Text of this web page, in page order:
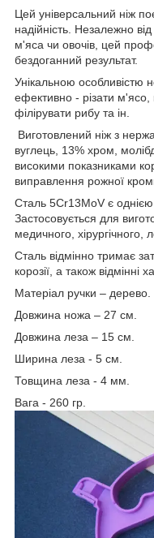
Цей універсальний ніж
надійність. Незалежно
м'яса чи овочів, цей
бездоганний результат.
Унікальною особливістю
ефективно - різати м'ясо,
філірувати рибу та ін.
Виготовлений ніж з
вуглець, 13% хром,
високими показниками
виправлення рожної
Сталь 5Cr13MoV є
Застосовується для
медичного, хірургічного,
Сталь відмінно тримає
корозії, а також відмінні
Матеріал ручки – дерево.
Довжина ножа – 27 см.
Довжина леза – 15 см.
Ширина леза - 5 см.
Товщина леза - 4 мм.
Вага - 260 гр.